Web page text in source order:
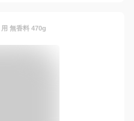
無香料 470g